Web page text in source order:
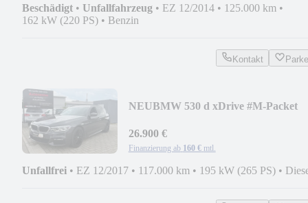
Beschädigt • Unfallfahrzeug • EZ 12/2014 • 125.000 km •
162 kW (220 PS) • Benzin
Kontakt
NEUBMW 530 d xDrive #M-Packet
26.900 €
Finanzierung ab 160 € mtl.
Unfallfrei • EZ 12/2017 • 117.000 km • 195 kW (265 PS) •